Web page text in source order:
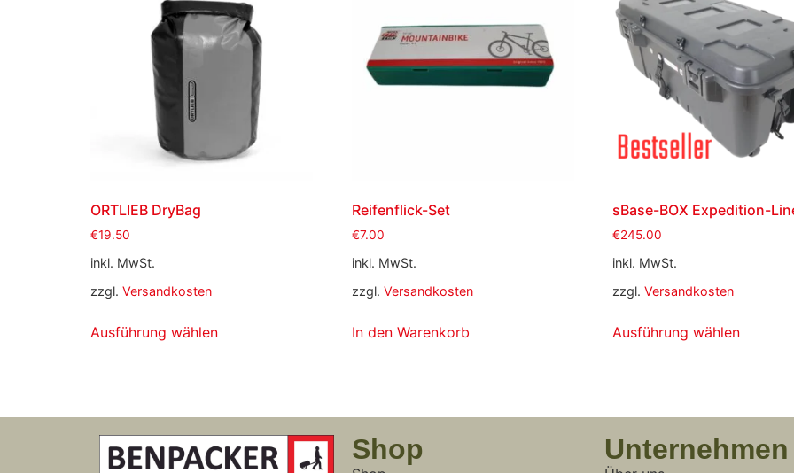
ORTLIEB DryBag
€19.50
inkl. MwSt.
zzgl. Versandkosten
Ausführung wählen
Reifenflick-Set
€7.00
inkl. MwSt.
zzgl. Versandkosten
In den Warenkorb
sBase-BOX Expedition-
€245.00
inkl. MwSt.
zzgl.Versandkosten
Ausführung wählen
Shop Unternehmen